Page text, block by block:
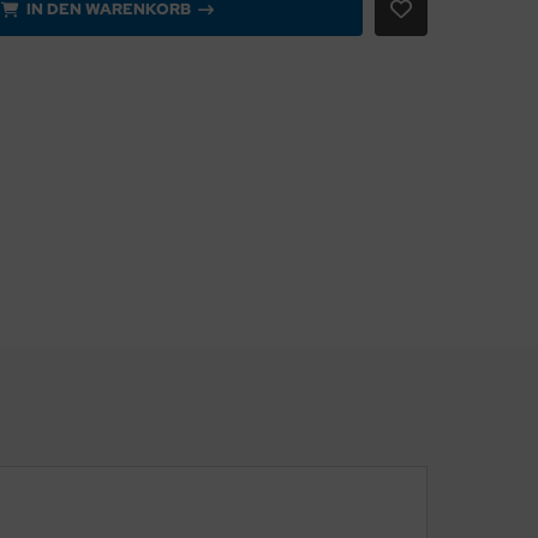
IN DEN WARENKORB